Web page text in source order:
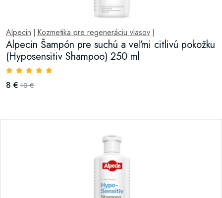
Alpecin Kozmetika pre regeneráciu vlasov
Alpecin Šampón pre suchú a veľmi citlivú pokožku
(Hyposensitiv Shampoo) 250 ml
8 € 10 €